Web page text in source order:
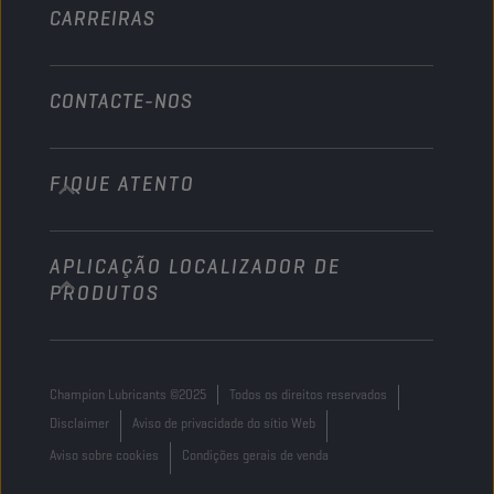
CARREIRAS
CONTACTE-NOS
info@championlubes.com
+32 3 870 00 20
Georges Gilliotstraat, 52 2620 Hemiksem
Belgium
FIQUE ATENTO
APLICAÇÃO LOCALIZADOR DE
PRODUTOS
Champion Lubricants ©2025
Todos os direitos reservados
Disclaimer
Aviso de privacidade do sítio Web
Aviso sobre cookies
Condições gerais de venda